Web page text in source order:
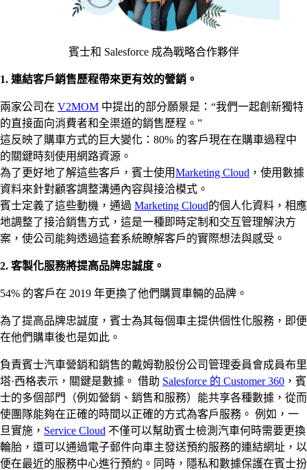
賓士和 Salesforce 成為戰略合作夥伴
1. 連結客戶銷售歷程帶來更有效的營銷。
兩家公司在 V2MOM 中提出的部分願景是：“我們一起創新獨特
的直接面向消費者和全渠道的銷售歷程。”
這反映了購車方式的巨大變化：80% 的客戶現在在購車過程中
的關鍵時刻使用網路資源。
為了更好地了解這些客戶，賓士使用Marketing Cloud ，使用數據
資料來針對顧客調整溝通內容與接洽模式。
賓士定義了這些動機，通過 Marketing Cloud的個人化資料，相應
地調整了接洽銷售方式，這是一種即時定制和交互管理解決方
案，使公司能夠透過這套系統瞭解客戶的實際想法與感受。
2. 客製化服務將提高品牌忠誠度。
54% 的客戶在 2019 年更換了他們購買車輛的品牌。
為了提高品牌忠誠度，賓士為其每個車主提供個性化服務，即便
在他們購車後也是如此。
負責賓士汽車營銷和銷售的戴姆勒股份公司管理委員會成員布里
塔·西格表示，關鍵是數據。 借助 Salesforce 的 Customer 360 ，賓
士的多個部門（例如營銷、銷售和服務）能共享各種數據，從而
使團隊能夠在正確的時間以正確的方式為客戶服務。 例如，一
旦實施， Service Cloud 不僅可以幫助賓士檢測汽車何時需要更換
輪胎，還可以通過電子郵件向車主發送預約服務的連結網址，以
便在最近的服務中心進行預約。同時，隱私和數據保護在賓士扮